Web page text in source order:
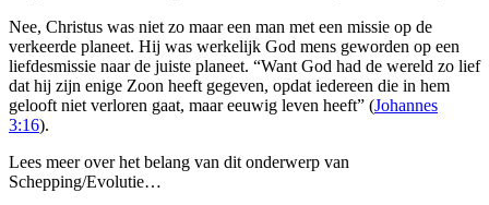
Nee, Christus was niet zo maar een man met een missie op de
verkeerde planeet. Hij was werkelijk God mens geworden op een
liefdesmissie naar de juiste planeet. “Want God had de wereld zo lief
dat hij zijn enige Zoon heeft gegeven, opdat iedereen die in hem
gelooft niet verloren gaat, maar eeuwig leven heeft” (Johannes
3:16).
Lees meer over het belang van dit onderwerp van
Schepping/Evolutie…